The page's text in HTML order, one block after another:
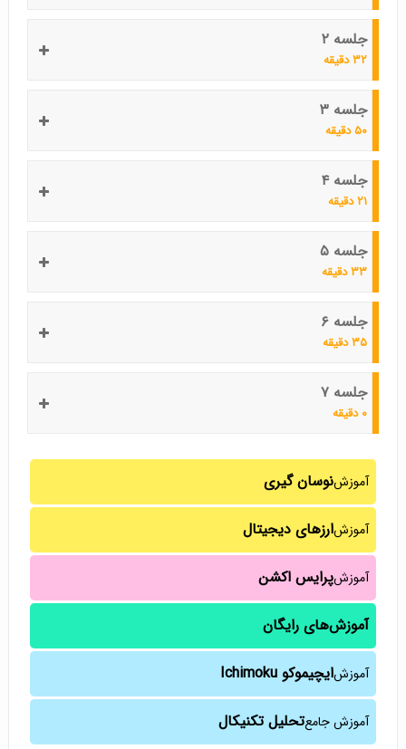
جلسه ۲
۳۲ دقیقه
جلسه ۳
۵۰ دقیقه
جلسه ۴
۲۱ دقیقه
جلسه ۵
۳۳ دقیقه
جلسه ۶
۳۵ دقیقه
جلسه ۷
۰ دقیقه
آموزشنوسان گیری
آموزشارزهای دیجیتال
آموزشپرایس اکشن
آموزش‌های رایگان
آموزشایچیموکو Ichimoku
آموزش جامعتحلیل تکنیکال